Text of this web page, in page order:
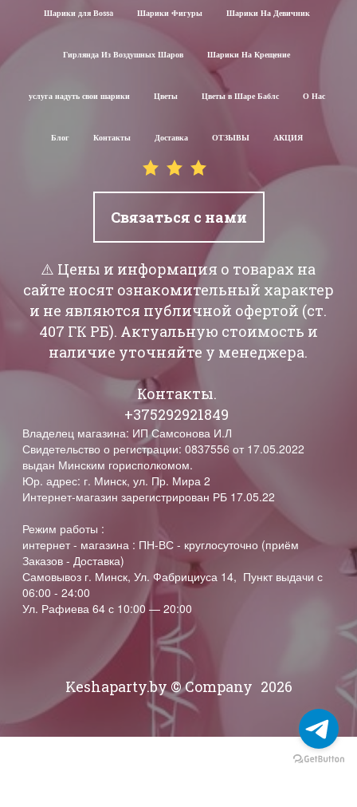
Шарики для Воssa Шарики Фигуры Шарики На Девичник
Гирлянда Из Воздушных Шаров Шарики На Крещение
услуга надуть свои шарики Цветы Цветы в Шаре Баблс О Нас
Блог Контакты Доставка ОТЗЫВЫ АКЦИЯ
Связаться с нами
⚠️ Цены и информация о товарах на
сайте носят ознакомительный характер
и не являются публичной офертой (ст.
407 ГК РБ). Актуальную стоимость и
наличие уточняйте у менеджера.
Контакты.
+375292921849
Владелец магазина: ИП Самсонова И.Л
Свидетельство о регистрации: 0837556 от 17.05.2022
выдан Минским горисполкомом.
Юр. адрес: г. Минск, ул. Пр. Мира 2
Интернет-магазин зарегистрирован РБ 17.05.22
Режим работы :
интернет - магазина : ПН-ВС - круглосуточно (приём
Заказов - Доставка)
Самовывоз г. Минск, Ул. Фабрициуса 14, Пункт выдачи с
06:00 - 24:00
Ул. Рафиева 64 с 10:00 — 20:00
Keshaparty.by © Company 2026